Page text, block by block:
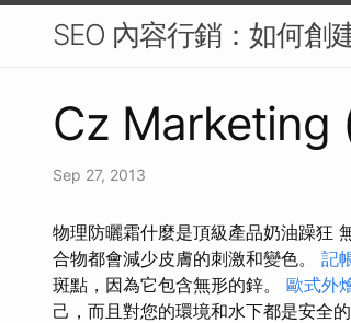
SEO 內容行銷：如何創
Cz Marketing
Sep 27, 2013
物理防曬霜什麼是頂級產品奶油躁狂
合物都會減少皮膚的刺激和變色。 記
斑點，因為它包含無形的鋅。 歐式外
己，而且對您的環境和水下都是安全的